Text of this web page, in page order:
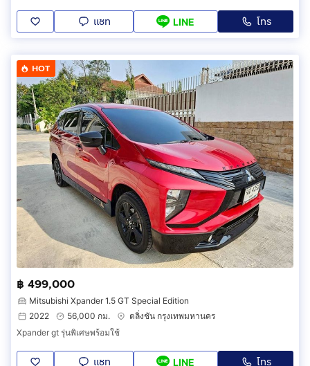
แชท LINE โทร
HOT
฿ 499,000
Mitsubishi Xpander 1.5 GT Special Edition
2022
56,000 กม.
ตลิ่งชัน กรุงเทพมหานคร
Xpander gt รุ่นพิเศษพร้อมใช้
แชท LINE โทร